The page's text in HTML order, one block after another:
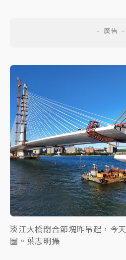
淡江大橋閉合節塊昨吊起，今
圖。葉志明攝